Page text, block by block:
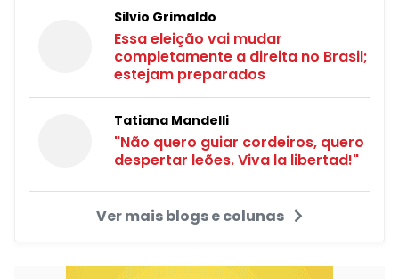
Silvio Grimaldo
Essa eleição vai mudar
completamente a direita no Brasil;
estejam preparados
Tatiana Mandelli
"Não quero guiar cordeiros, quero
despertar leões. Viva la libertad!"
Ver mais blogs e colunas